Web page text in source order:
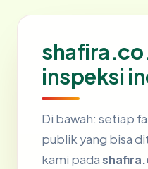
inspeksi
Di bawah: setiap
publik yang bisa
kami pada